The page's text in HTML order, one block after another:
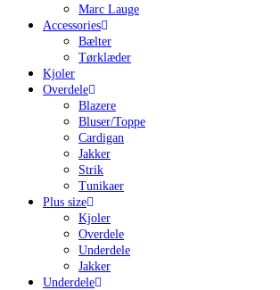
Marc Lauge
Accessories
Bælter
Tørklæder
Kjoler
Overdele
Blazere
Bluser/Toppe
Cardigan
Jakker
Strik
Tunikaer
Plus size
Kjoler
Overdele
Underdele
Jakker
Underdele